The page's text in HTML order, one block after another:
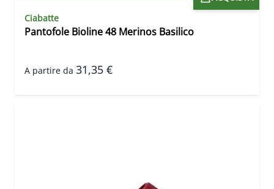
Ciabatte
Pantofole Bioline 48 Merinos Basilico
A partire da 31,35 €